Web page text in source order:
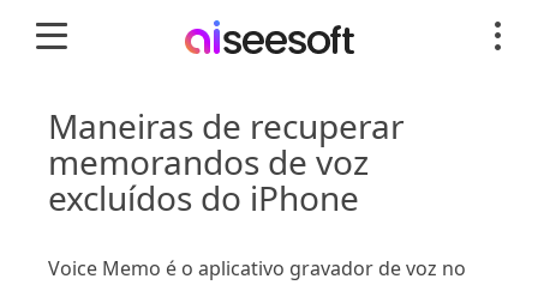
Maneiras de recuperar
memorandos de voz
excluídos do iPhone
Voice Memo é o aplicativo gravador de voz no